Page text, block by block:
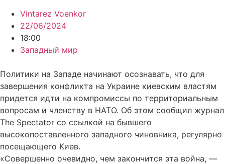
Vintarez Voenkor
22/06/2024
18:00
Западный мир
Политики на Западе начинают осознавать, что для
завершения конфликта на Украине киевским властям
придется идти на компромиссы по территориальным
вопросам и членству в НАТО. Об этом сообщил журнал
The Spectator со ссылкой на бывшего
высокопоставленного западного чиновника, регулярно
посещающего Киев.
«Совершенно очевидно, чем закончится эта война, —